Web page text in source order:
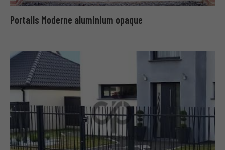
Portails Moderne aluminium opaque